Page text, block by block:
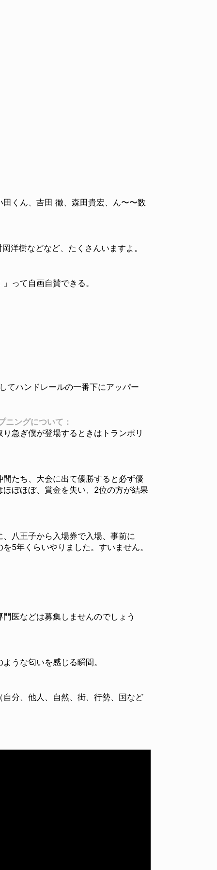
くん、吉田 徹、森田貴宏、ん〜〜数
洋樹などなど、たくさんいますよ。
って自画自賛できる。
てハンドレールの一番下にアッパー
ニングについて：
急ぎ僕が登場するときはトランポリ
たち、大会に出て優勝すると必ず優
ぼほぼ、賞金を失い、2位の方が結果
八王子から入場券で入場、事前に
5年くらいやりました。すいません。
医などは募集しませんのでしょう
うな匂いを感じる瞬間。
分、他人、自然、街、行勢、国など